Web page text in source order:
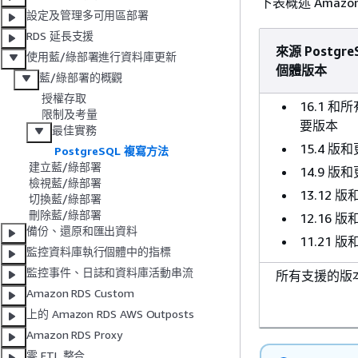
設定及管理多可用區部署
RDS 延長支援
使用藍/綠部署進行資料庫更新
藍/綠部署的概觀
授權存取
限制及考量
最佳實務
PostgreSQL 複寫方法
建立藍/綠部署
檢視藍/綠部署
切換藍/綠部署
刪除藍/綠部署
備份、還原和匯出資料
監控資料庫執行個體中的指標
監控事件、日誌和資料庫活動串流
Amazon RDS Custom
上的 Amazon RDS AWS Outposts
Amazon RDS Proxy
來源
個體版本
16.1 和
要版本
15.4 版和
14.9 版和
13.12 版
12.16 版
11.21 版
所有支援的版